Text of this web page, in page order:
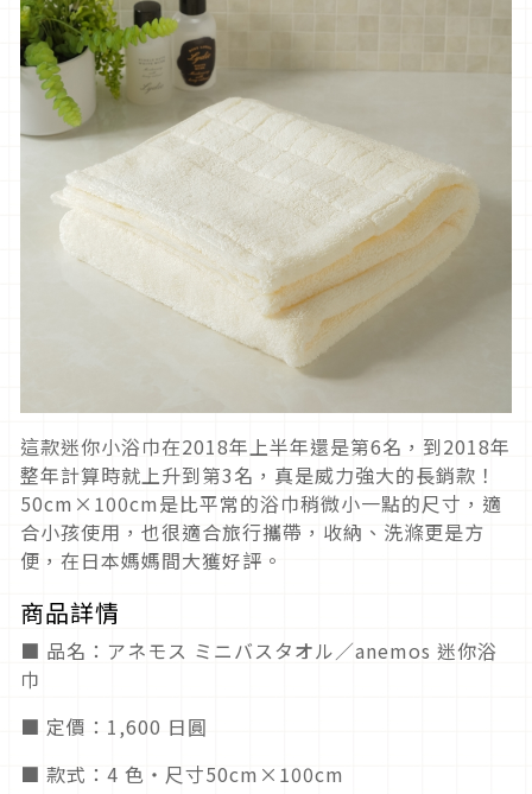
這款迷你小浴巾在2018年上半年還是第6名，到2018年
整年計算時就上升到第3名，真是威力強大的長銷款！
50cm×100cm是比平常的浴巾稍微小一點的尺寸，適
合小孩使用，也很適合旅行攜帶，收納、洗滌更是方
便，在日本媽媽間大獲好評。
商品詳情
■ 品名：アネモス ミニバスタオル／anemos 迷你浴
巾
■ 定價：1,600 日圓
■ 款式：4 色・尺寸50cm×100cm